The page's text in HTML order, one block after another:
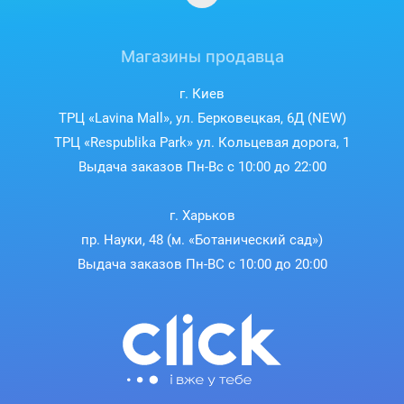
Магазины продавца
г. Киев
ТРЦ «Lavina Mall», ул. Берковецкая, 6Д (NEW)
ТРЦ «Respublika Park» ул. Кольцевая дорога, 1
Выдача заказов Пн-Вс с 10:00 до 22:00
г. Харьков
пр. Науки, 48 (м. «Ботанический сад»)
Выдача заказов Пн-ВС с 10:00 до 20:00